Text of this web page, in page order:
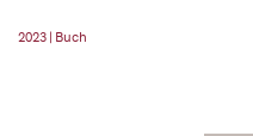
2023 | Buch